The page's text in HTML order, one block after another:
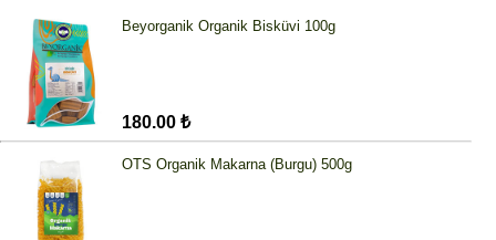
Beyorganik Organik Bisküvi 100g
180.00 ₺
OTS Organik Makarna (Burgu) 500g